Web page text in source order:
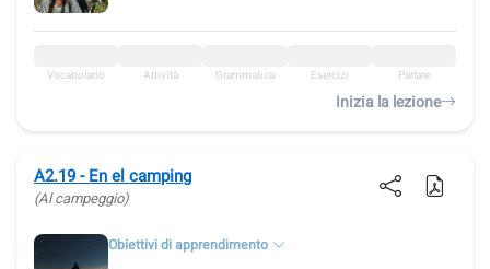
Vocabolario Attività Grammatica Esercizi Parlare
Inizia la lezione
A2.19 - En el camping
(Al campeggio)
Obiettivi di apprendimento